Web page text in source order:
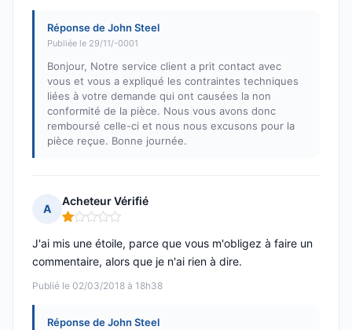
Réponse de John Steel
Publiée le 29/11/-0001
Bonjour, Notre service client a prit contact avec
vous et vous a expliqué les contraintes techniques
liées à votre demande qui ont causées la non
conformité de la pièce. Nous vous avons donc
remboursé celle-ci et nous nous excusons pour la
pièce reçue. Bonne journée.
A
Acheteur Vérifié
Note : 1 sur 5
Publié le 02/03/2018 à 18h38
J'ai mis une étoile, parce que vous m'obligez à faire un
commentaire, alors que je n'ai rien à dire.
Réponse de John Steel